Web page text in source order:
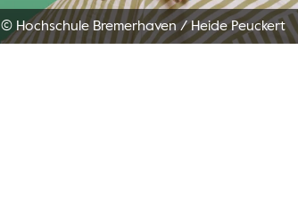
© Hochschule Bremerhaven/Heide Peuckert